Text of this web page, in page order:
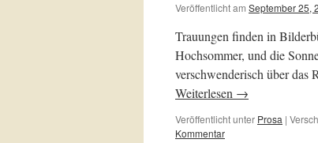
Veröffentlicht am September 25,
Trauungen finden in
Hochsommer, und die
verschwenderisch über das
Weiterlesen →
Veröffentlicht unter Prosa |
Kommentar